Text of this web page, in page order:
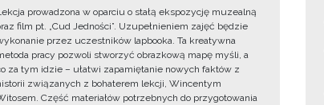
prowadzona w oparciu o stałą ekspozycję muzealną
film pt. „Cud Jedności”. Uzupełnieniem zajęć będzie
przez uczestników lapbooka. Ta kreatywna
pracy pozwoli stworzyć obrazkową mapę myśli, a
za tym idzie – ułatwi zapamiętanie nowych faktów z
związanych z bohaterem lekcji, Wincentym
Część materiałów potrzebnych do przygotowania